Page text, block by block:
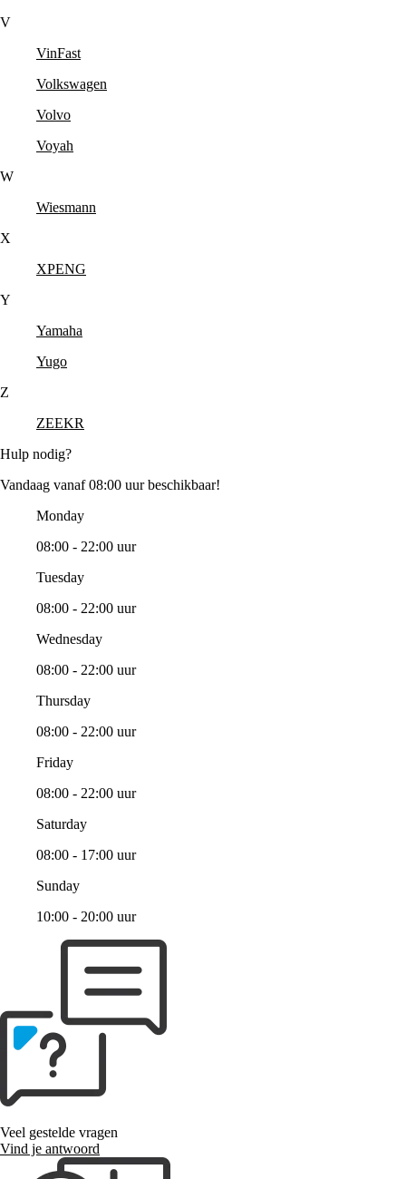
V
VinFast
Volkswagen
Volvo
Voyah
W
Wiesmann
X
XPENG
Y
Yamaha
Yugo
Z
ZEEKR
Hulp nodig?
Vandaag vanaf 08:00 uur beschikbaar!
Monday
08:00 - 22:00 uur
Tuesday
08:00 - 22:00 uur
Wednesday
08:00 - 22:00 uur
Thursday
08:00 - 22:00 uur
Friday
08:00 - 22:00 uur
Saturday
08:00 - 17:00 uur
Sunday
10:00 - 20:00 uur
Veel gestelde vragen
Vind je antwoord